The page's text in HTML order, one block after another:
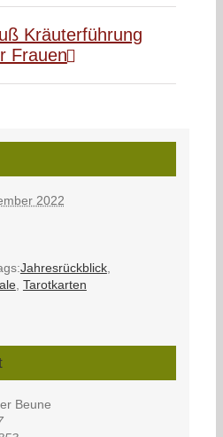
Kräuterführung
Frauen
2022
Jahresrückblick,
, Tarotkarten
Beune